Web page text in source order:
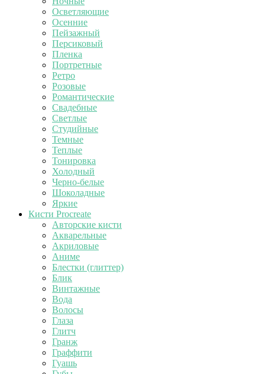
Осветляющие
Осенние
Пейзажный
Персиковый
Пленка
Портретные
Ретро
Розовые
Романтические
Свадебные
Светлые
Студийные
Темные
Теплые
Тонировка
Холодный
Черно-белые
Шоколадные
Яркие
Кисти Procreate
Авторские кисти
Акварельные
Акриловые
Аниме
Блестки (глиттер)
Блик
Винтажные
Вода
Волосы
Глаза
Глитч
Гранж
Граффити
Гуашь